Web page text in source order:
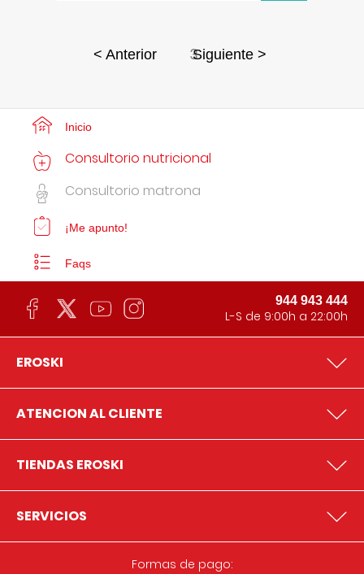
< Anterior 3Siguiente >
Inicio
Consultorio nutricional
Consultorio matrona
¡Me apunto!
Faqs
944 943 444
L-S de 9:00h a 22:00h
EROSKI
ATENCION AL CLIENTE
TIENDAS EROSKI
SERVICIOS
Formas de pago: